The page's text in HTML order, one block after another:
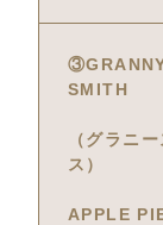
SMITH
（グラニー
ス）
APPLE